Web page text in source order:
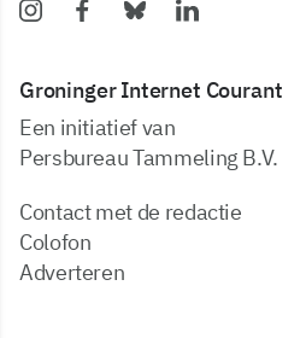
Groninger Internet Courant
Een initiatief van
Persbureau Tammeling B.V.
Contact met de redactie
Colofon
Adverteren